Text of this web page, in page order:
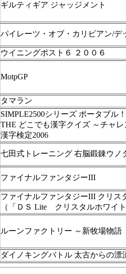
ギルティギア ジャッジメント
パイレーツ・オブ・カリビアン/デ
ウイニングポスト６ ２００６
MotpGP
タマラン
SIMPLE2500シリーズ ポータブル
THE どこでも漢字クイズ ～チャレ
漢字検定2006
七田式トレーニング 右脳鍛錬ウノ
ファイナルファンタジーIII
ファイナルファンタジーIII クリス
（「ＤＳ Lite クリスタルホワイ
ルーンファクトリー ～新牧場物語
ダイノキングバトル 太古からの漂